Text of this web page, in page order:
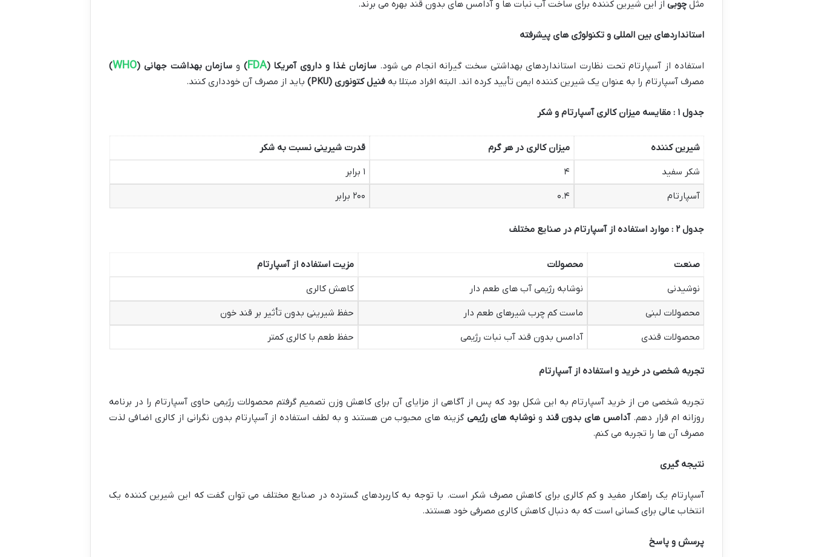
مثلچوبی از این شیرین کننده برای ساخت آب نبات ها و آدامس های بدون قند بهره می برند.
استانداردهای بین المللی و تکنولوژی های پیشرفته
استفاده از آسپارتام تحت نظارت استانداردهای بهداشتی سخت گیرانه انجام می شود.سازمان غذا و داروی آمریکا (
FDA
) و سازمان بهداشت جهانی(
WHO
)
مصرف آسپارتام را به عنوان یک شیرین کننده ایمن تأیید کرده اند. البته افراد مبتلا بهفنیل کتونوری (PKU) باید از مصرف آن خودداری کنند.
جدول۱ : مقایسه میزان کالری آسپارتام و شکر
شیرین کننده میزان کالری در هر گرم
قدرت شیرینی نسبت به شکر
شکر سفید
۴
۱ برابر
آسپارتام
۰.۴ ۲۰۰ برابر
جدول۲ : موارد استفاده از آسپارتام در صنایع مختلف
صنعت محصولات
مزیت استفاده از آسپارتام
نوشیدنی
نوشابه رژیمی آب های طعم دار
کاهش کالری
محصولات لبنی
ماست کم چرب شیرهای طعم دار
حفظ شیرینی بدون تأثیر بر قند خون
محصولات قندی
آدامس بدون قند آب نبات رژیمی حفظ طعم با کالری کمتر
تجربه شخصی در خرید و استفاده از آسپارتام
تجربه شخصی من از خرید آسپارتام به این شکل بود که پس از آگاهی از مزایای آن برای کاهش وزن تصمیم گرفتم محصولات رژیمی حاوی آسپارتام را در برنامه
روزانه ام قرار دهم.آدامس های بدون قند ونوشابه های رژیمیگزینه های محبوب من هستند و به لطف استفاده از آسپارتام بدون نگرانی از کالری اضافی لذت
مصرف آن ها را تجربه می کنم.
نتیجه گیری
آسپارتام یک راهکار مفید و کم کالری برای کاهش مصرف شکر است. با توجه به کاربردهای گسترده در صنایع مختلف می توان گفت که این شیرین کننده یک
انتخاب عالی برای کسانی است که به دنبال کاهش کالری مصرفی خود هستند.
پرسش و پاسخ